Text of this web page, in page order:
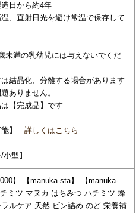
造日から約4年
温、直射日光を避け常温で保存して
未満の乳幼児には与えないでくだ
は結晶化、分離する場合があります
ありません。
は【完成品】です
能】 詳しくはこちら
小型】
】 【manuka-sta】 【manuka-
ミツ マヌカ はちみつ ハチミツ 蜂
ルケア 天然 ビン詰め のど 栄養補